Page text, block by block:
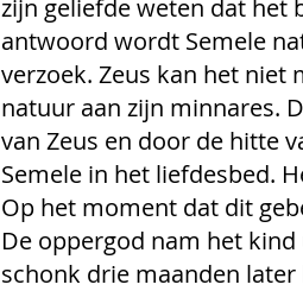
zijn geliefde weten dat het
antwoord wordt Semele
verzoek. Zeus kan het
natuur aan zijn minnares.
van Zeus en door de hitte
Semele in het liefdesbed.
Op het moment dat dit
De oppergod nam het
schonk drie maanden